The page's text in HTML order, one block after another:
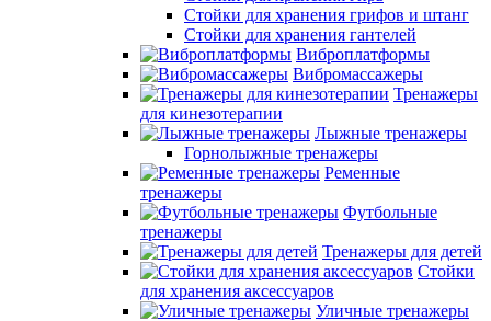
Стойки для хранения грифов и штанг
Стойки для хранения гантелей
Виброплатформы
Вибромассажеры
Тренажеры
для кинезотерапии
Лыжные тренажеры
Горнолыжные тренажеры
Ременные
тренажеры
Футбольные
тренажеры
Тренажеры для детей
Стойки
для хранения аксессуаров
Уличные тренажеры